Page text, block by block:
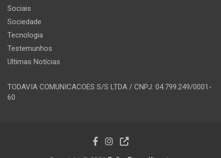
Sociais
Sociedade
Tecnologia
Testemunhos
Ultimas Notícias
TODAVIA COMUNICACOES S/S LTDA / CNPJ: 04.799.249/0001-
60